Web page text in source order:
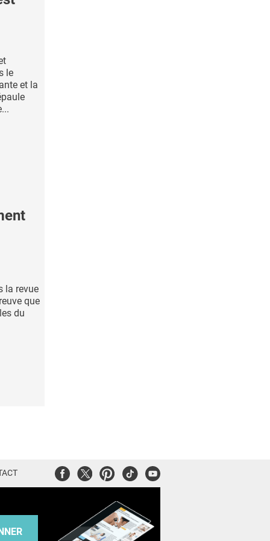
le
et la
la revue
que
du
FacebookTwitterPinterest
TiktokYoutube